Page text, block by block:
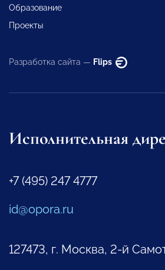
Образование
Проекты
Разработка сайта — Flips
Исполнительная
+7 (495) 247 4777
id@opora.ru
127473, г. Москва, 2-й